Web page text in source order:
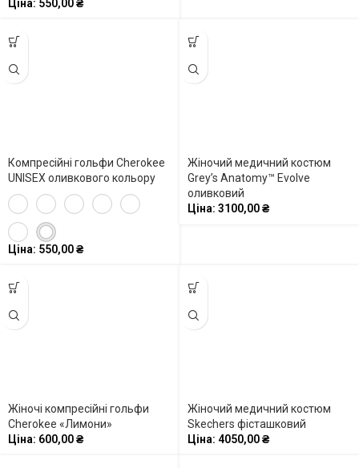
Ціна: 550,00₴
Компресійні гольфи Cherokee
UNISEX оливкового кольору
Ціна: 550,00₴
Жіночий медичний костюм
Grey’s Anatomy™ Evolve
оливковий
Ціна: 3100,00₴
Жіночі компресійні гольфи
Cherokee «Лимони»
Ціна: 600,00₴
Жіночий медичний костюм
Skechers фісташковий
Ціна: 4050,00₴